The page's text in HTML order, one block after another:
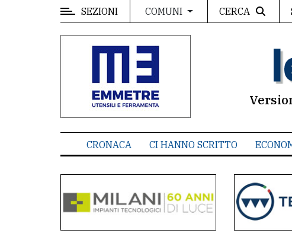
Appuntamenti
SEZIONI COMUNI CERCA
CRONACA CI HANNO SCRITTO